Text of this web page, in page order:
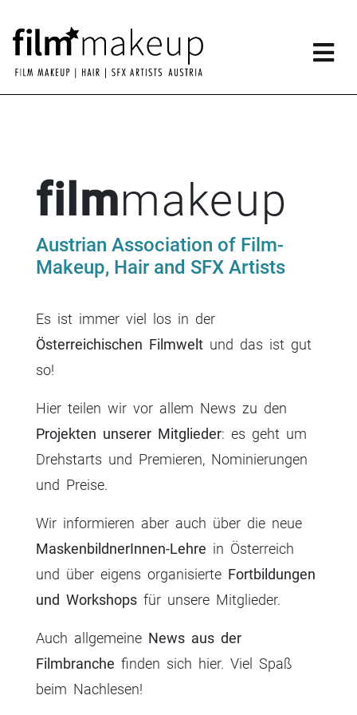
content
filmmakeup
Austrian Association of Film-
Makeup, Hair and SFX Artists
Es ist immer viel los in der
Österreichischen Filmweltund das ist gut
so!
Hier teilen wir vor allem News zu den
Projekten unserer Mitglieder: es geht um
Drehstarts und Premieren, Nominierungen
und Preise.
Wir informieren aber auch über die neue
MaskenbildnerInnen-Lehre in Österreich
und über eigens organisierte Fortbildungen
und Workshopsfür unsere Mitglieder.
Auch allgemeine News aus der
Filmbranche finden sich hier. Viel Spaß
beim Nachlesen!